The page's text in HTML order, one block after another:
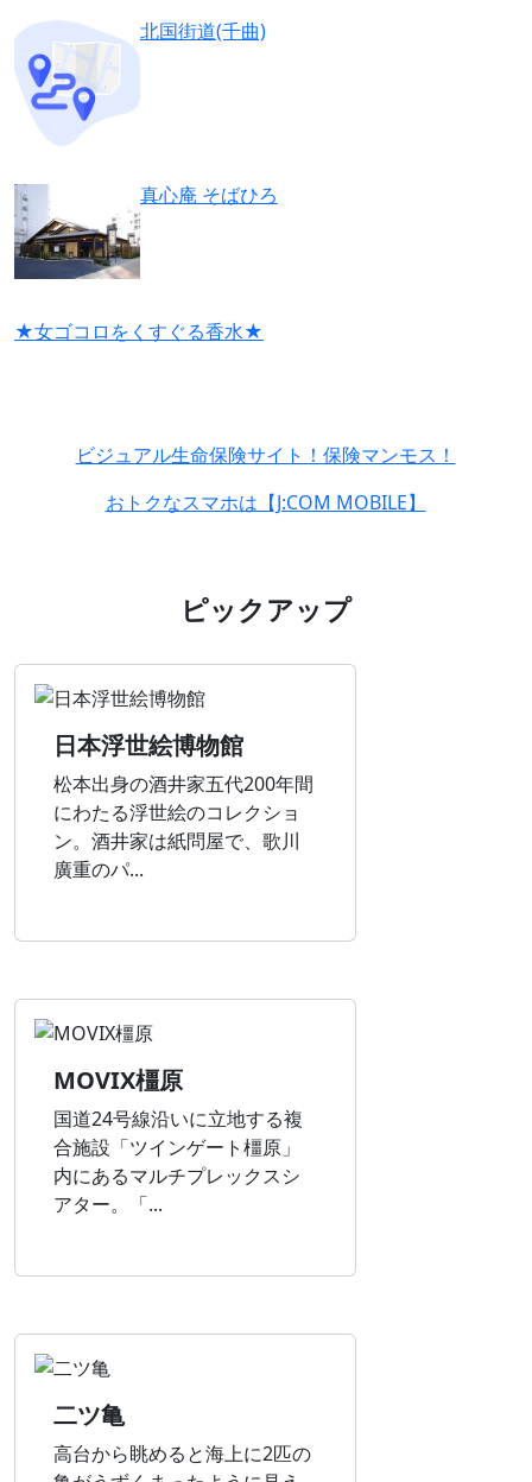
北国街道(千曲)
真心庵 そばひろ
★女ゴコロをくすぐる香水★
ビジュアル生命保険サイト！保険マンモス！
おトクなスマホは【J:COM MOBILE】
ピックアップ
日本浮世絵博物館
松本出身の酒井家五代200年間
にわたる浮世絵のコレクショ
ン。酒井家は紙問屋で、歌川
廣重のパ...
MOVIX橿原
国道24号線沿いに立地する複
合施設「ツインゲート橿原」
内にあるマルチプレックスシ
アター。「...
二ツ亀
高台から眺めると海上に2匹の